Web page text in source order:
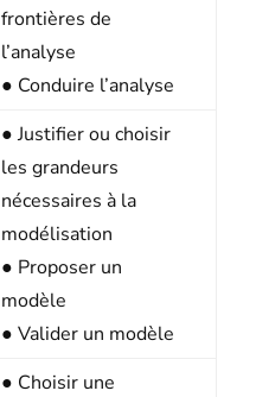
frontières de
l’analyse
● Conduire l’analyse
● Justifier ou choisir
les grandeurs
nécessaires à la
modélisation
● Proposer un
modèle
● Valider un modèle
● Choisir une